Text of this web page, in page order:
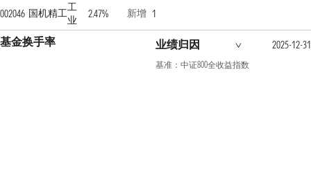
002046 国机精工工
业
2.47% 新增 1
基金换手率 业绩归因 2025-12-31
基准：中证800全收益指数